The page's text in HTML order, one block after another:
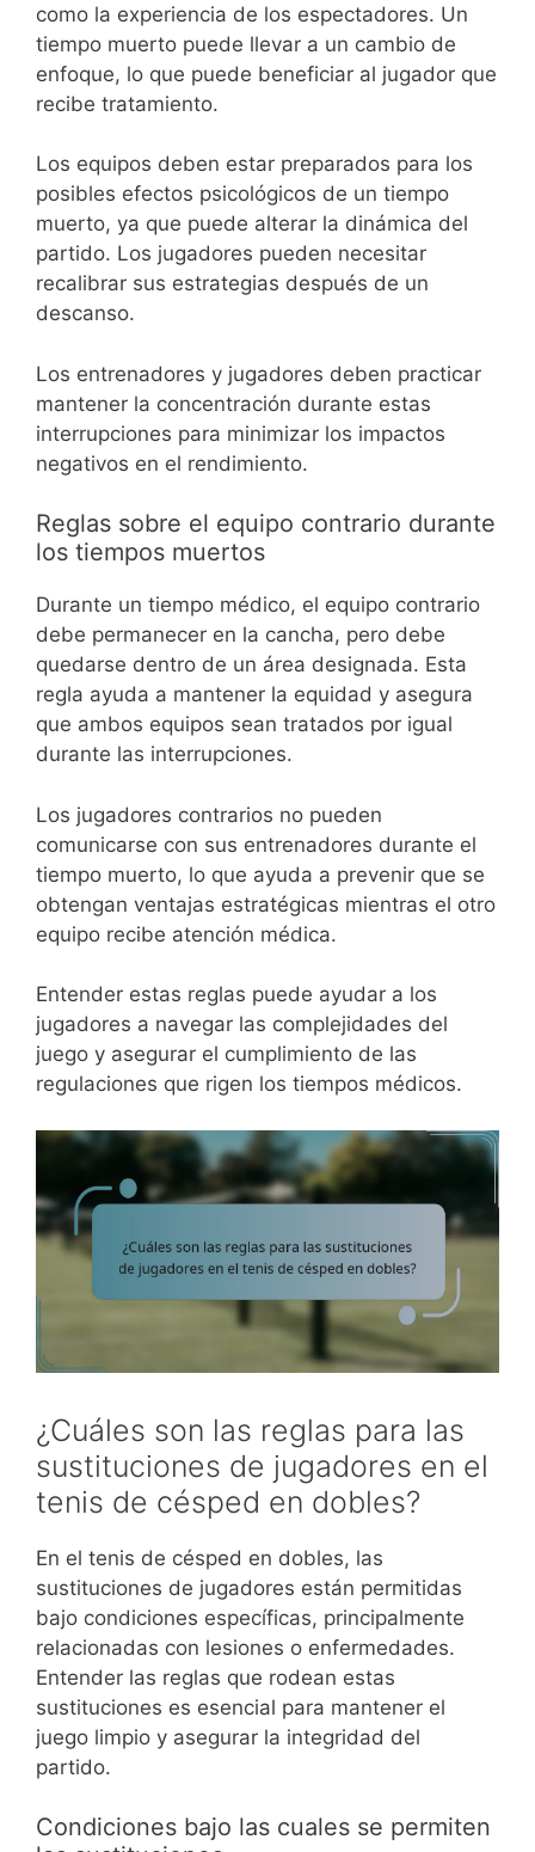
como la experiencia de los espectadores. Un
tiempo muerto puede llevar a un cambio de
enfoque, lo que puede beneficiar al jugador que
recibe tratamiento.
Los equipos deben estar preparados para los
posibles efectos psicológicos de un tiempo
muerto, ya que puede alterar la dinámica del
partido. Los jugadores pueden necesitar
recalibrar sus estrategias después de un
descanso.
Los entrenadores y jugadores deben practicar
mantener la concentración durante estas
interrupciones para minimizar los impactos
negativos en el rendimiento.
Reglas sobre el equipo contrario durante
los tiempos muertos
Durante un tiempo médico, el equipo contrario
debe permanecer en la cancha, pero debe
quedarse dentro de un área designada. Esta
regla ayuda a mantener la equidad y asegura
que ambos equipos sean tratados por igual
durante las interrupciones.
Los jugadores contrarios no pueden
comunicarse con sus entrenadores durante el
tiempo muerto, lo que ayuda a prevenir que se
obtengan ventajas estratégicas mientras el otro
equipo recibe atención médica.
Entender estas reglas puede ayudar a los
jugadores a navegar las complejidades del
juego y asegurar el cumplimiento de las
regulaciones que rigen los tiempos médicos.
¿Cuáles son las reglas para las
sustituciones de jugadores en el
tenis de césped en dobles?
En el tenis de césped en dobles, las
sustituciones de jugadores están permitidas
bajo condiciones específicas, principalmente
relacionadas con lesiones o enfermedades.
Entender las reglas que rodean estas
sustituciones es esencial para mantener el
juego limpio y asegurar la integridad del
partido.
Condiciones bajo las cuales se permiten